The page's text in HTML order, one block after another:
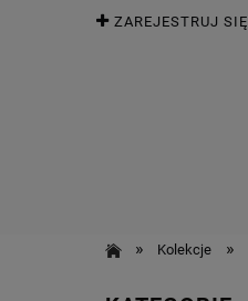
ZAREJESTRUJ SIĘ
» Kolekcje »